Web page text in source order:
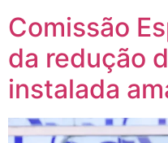
Comissão
da redução
instalada